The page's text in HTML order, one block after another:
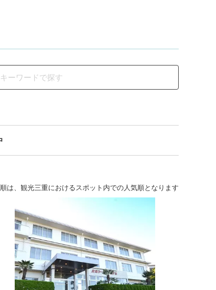
は、観光三重におけるスポット内での人気順となります